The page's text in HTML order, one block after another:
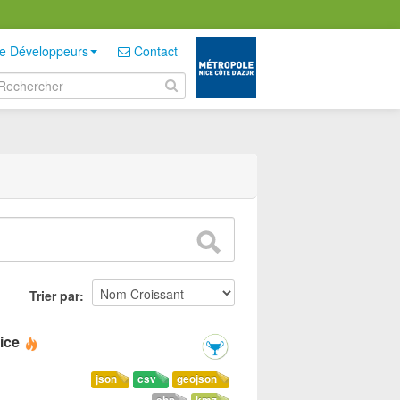
Développeurs Contact
Trier par
geojson
csv
json